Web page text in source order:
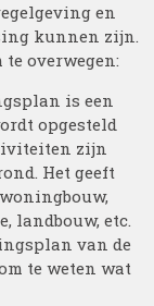
en
kunnen zijn.
overwegen:
is een
opgesteld
zijn
Het geeft
landbouw, etc.
van de
te weten wat